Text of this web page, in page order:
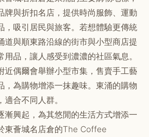
牌與折扣名店，提供時尚服飾、運動
，吸引居民與旅客。若想體驗更傳統
道與順東路沿線的街市與小型商店提
用品，讓人感受到濃濃的社區氣息。
近偶爾會舉辦小型市集，售賣手工藝
，為購物增添一抹趣味。東涌的購物
合不同人群。
漸興起，為其悠閒的生活方式增添一
東薈城名店倉的The Coffee